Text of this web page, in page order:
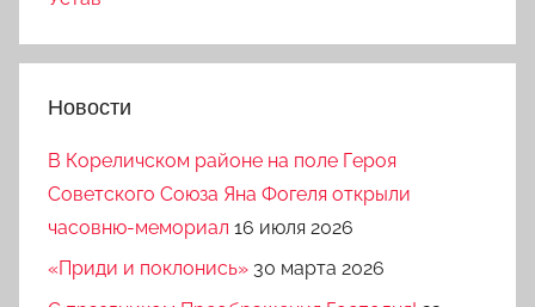
Новости
В Кореличском районе на поле Героя
Советского Союза Яна Фогеля открыли
часовню-мемориал 16 июля 2026
«Приди и поклонись» 30 марта 2026